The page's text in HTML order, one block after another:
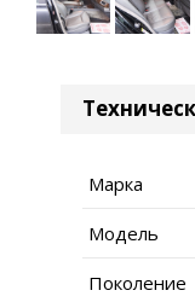
Марка
Модель
Поколение